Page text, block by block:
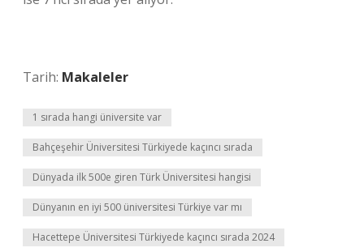
Tarih: Makaleler
1 sırada hangi üniversite var
Bahçeşehir Üniversitesi Türkiyede kaçıncı sırada
Dünyada ilk 500e giren Türk Üniversitesi hangisi
Dünyanın en iyi 500 üniversitesi Türkiye var mı
Hacettepe Üniversitesi Türkiyede kaçıncı sırada 2024